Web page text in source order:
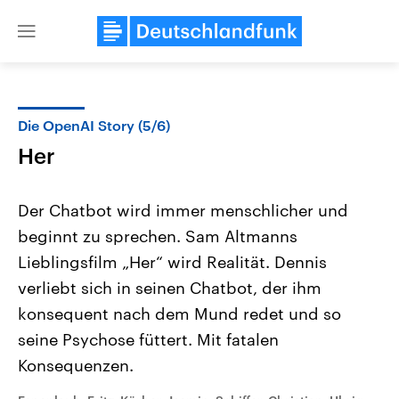
Close
Landtagswahl Sachsen-Anhalt
Alle Informationen
Sachsen-Anhalt wählt am 6.
September 2026 einen neuen
Bundesland von einer Koalition aus
USA
Hintergründe
mit großem Einfluss auf
Die OpenAI Story (5/6)
Her
Der Chatbot wird immer menschlicher und
beginnt zu sprechen. Sam Altmanns
Lieblingsfilm „Her“ wird Realität. Dennis
verliebt sich in seinen Chatbot, der ihm
konsequent nach dem Mund redet und so
seine Psychose füttert. Mit fatalen
Konsequenzen.